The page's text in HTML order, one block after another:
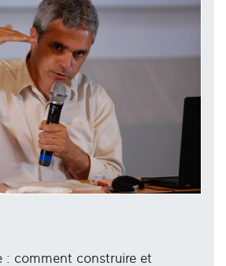
: comment construire et